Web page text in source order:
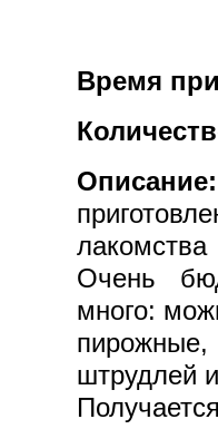
Время
Описание:
Очень
много:
штрудлей